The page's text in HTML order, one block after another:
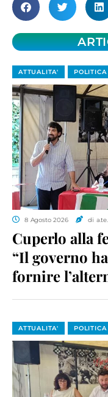
ATTUALITA' POLITICA
8 Agosto 2026 di
Cuperlo alla
“Il governo
fornire
ATTUALITA' POLITICA